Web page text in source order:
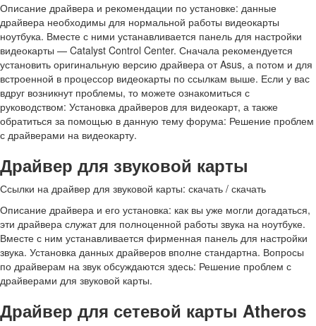
Описание драйвера и рекомендации по установке: данные
драйвера необходимы для нормальной работы видеокарты
ноутбука. Вместе с ними устанавливается панель для настройки
видеокарты — Catalyst Control Center. Сначала рекомендуется
установить оригинальную версию драйвера от Asus, а потом и для
встроенной в процессор видеокарты по ссылкам выше. Если у вас
вдруг возникнут проблемы, то можете ознакомиться с
руководством: Установка драйверов для видеокарт, а также
обратиться за помощью в данную тему форума: Решение проблем
с драйверами на видеокарту.
Драйвер для звуковой карты
Ссылки на драйвер для звуковой карты: скачать / скачать
Описание драйвера и его установка: как вы уже могли догадаться,
эти драйвера служат для полноценной работы звука на ноутбуке.
Вместе с ним устанавливается фирменная панель для настройки
звука. Установка данных драйверов вполне стандартна. Вопросы
по драйверам на звук обсуждаются здесь: Решение проблем с
драйверами для звуковой карты.
Драйвер для сетевой карты Atheros